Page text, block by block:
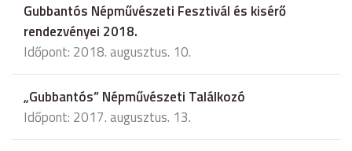
Gubbantós Népművészeti Fesztivál és kisérő
rendezvényei 2018.
Időpont: 2018. augusztus. 10.
„Gubbantós” Népművészeti Találkozó
Időpont: 2017. augusztus. 13.